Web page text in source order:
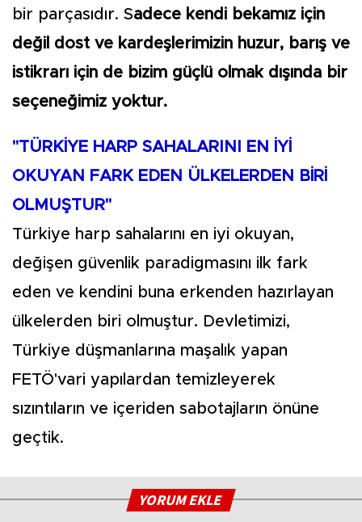
bir parçasıdır. Sadece kendi bekamız için
değil dost ve kardeşlerimizin huzur, barış ve
istikrarı için de bizim güçlü olmak dışında bir
seçeneğimiz yoktur.
"TÜRKİYE HARP SAHALARINI EN İYİ
OKUYAN FARK EDEN ÜLKELERDEN BİRİ
OLMUŞTUR"
Türkiye harp sahalarını en iyi okuyan,
değişen güvenlik paradigmasını ilk fark
eden ve kendini buna erkenden hazırlayan
ülkelerden biri olmuştur. Devletimizi,
Türkiye düşmanlarına maşalık yapan
FETÖ'vari yapılardan temizleyerek
sızıntıların ve içeriden sabotajların önüne
geçtik.
YORUM EKLE